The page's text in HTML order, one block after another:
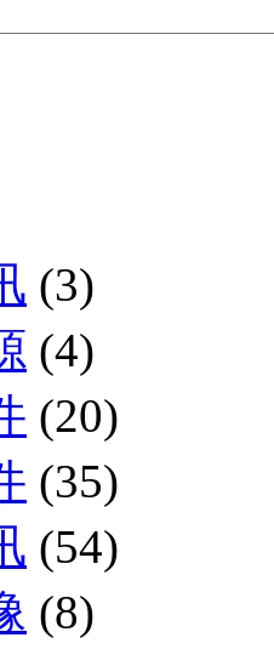
(3)
(4)
(20)
(35)
(54)
(8)